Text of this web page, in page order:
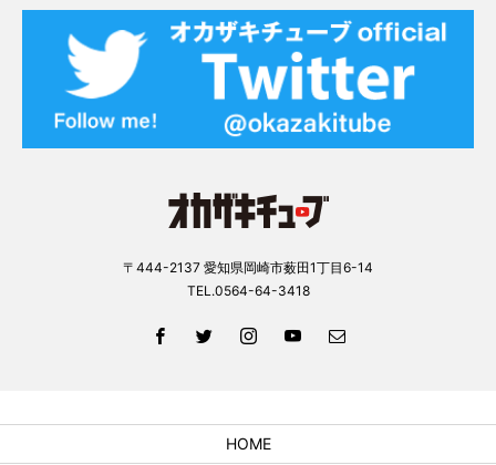
〒444-2137 愛知県岡崎市薮田1丁目6-14
TEL.0564-64-3418
HOME